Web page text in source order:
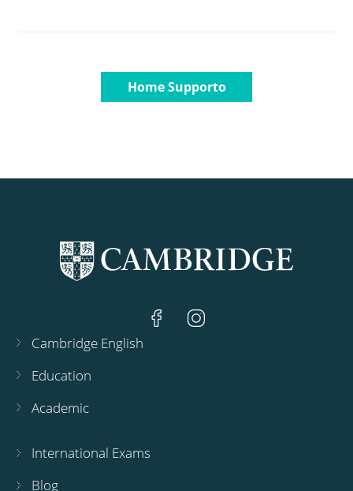
Home Supporto
Cambridge English
Education
Academic
International Exams
Blog